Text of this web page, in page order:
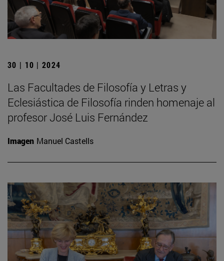
30 | 10 | 2024
Las Facultades de Filosofía y Letras y
Eclesiástica de Filosofía rinden homenaje al
profesor José Luis Fernández
Imagen Manuel Castells